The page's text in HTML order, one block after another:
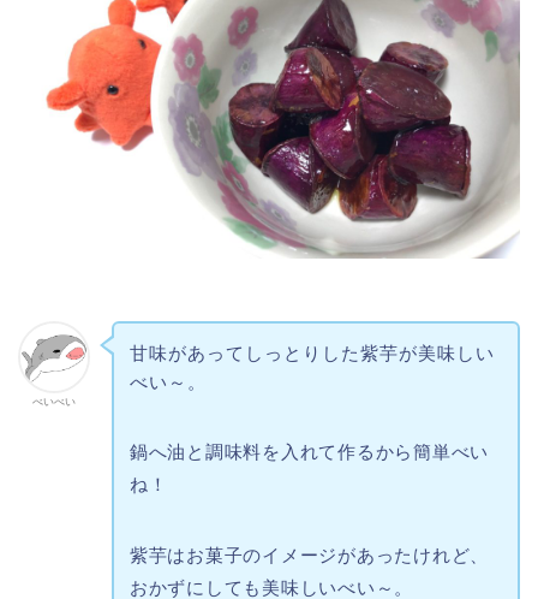
べいべい
甘味があってしっとりした紫芋が美味しい
べい～。
鍋へ油と調味料を入れて作るから簡単べい
ね！
紫芋はお菓子のイメージがあったけれど、
おかずにしても美味しいべい～。